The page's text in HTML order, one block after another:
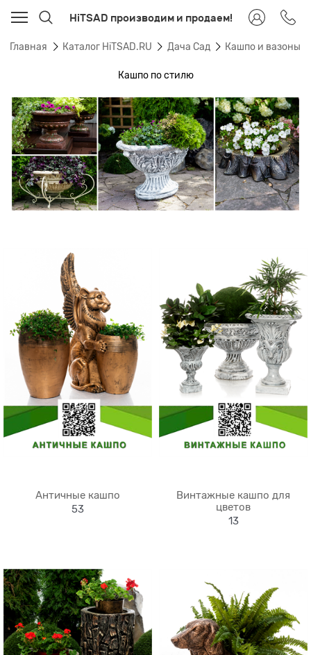
HiTSAD производим и продаем!
Главная Каталог HiTSAD.RU Дача Сад Кашпо и вазоны
Кашпо по стилю
Античные кашпо
53
Винтажные кашпо для
цветов
13